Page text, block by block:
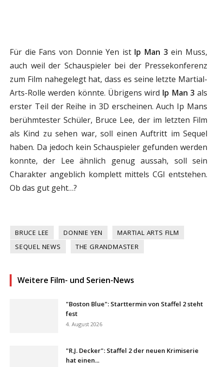
Für die Fans von Donnie Yen ist Ip Man 3 ein Muss,
auch weil der Schauspieler bei der Pressekonferenz
zum Film nahegelegt hat, dass es seine letzte Martial-
Arts-Rolle werden könnte. Übrigens wird Ip Man 3 als
erster Teil der Reihe in 3D erscheinen. Auch Ip Mans
berühmtester Schüler, Bruce Lee, der im letzten Film
als Kind zu sehen war, soll einen Auftritt im Sequel
haben. Da jedoch kein Schauspieler gefunden werden
konnte, der Lee ähnlich genug aussah, soll sein
Charakter angeblich komplett mittels CGI entstehen.
Ob das gut geht…?
BRUCE LEE DONNIE YEN
MARTIAL ARTS FILM
SEQUEL NEWS
THE GRANDMASTER
Weitere Film- und Serien-News
"Boston Blue": Starttermin von Staffel 2 steht
fest
4. August 2026
"R.J. Decker": Staffel 2 der neuen Krimiserie
hat einen...